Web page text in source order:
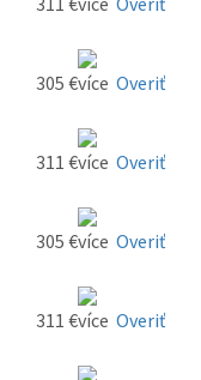
305 € Overiť
311 € Overiť
305 € Overiť
311 € Overiť